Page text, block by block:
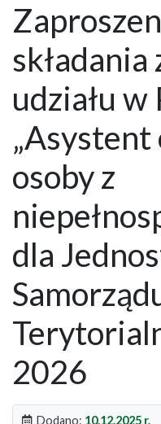
składania
udziału
osoby z
dla
2026
Dodano: 10.12.2025 r.